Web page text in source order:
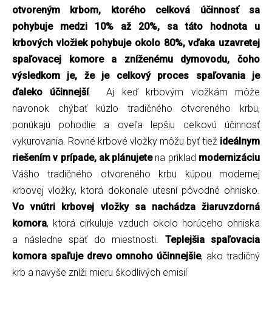
otvoreným krbom, ktorého celková účinnosť sa
pohybuje medzi 10% až 20%, sa táto hodnota u
krbových vložiek pohybuje okolo 80%, vďaka uzavretej
spaľovacej komore a zníženému dymovodu, čoho
výsledkom je, že je celkový proces spaľovania je
ďaleko účinnejší. Aj keď krbovým vložkám môže
navonok chýbať kúzlo tradičného otvoreného krbu,
ponúkajú pohodlie a oveľa lepšiu celkovú účinnosť
vykurovania. Rovné krbové vložky môžu byť tiež ideálnym
riešením v prípade, ak plánujetena príklad modernizáciu
Vášho tradičného otvoreného krbu kúpou modernej
krbovej vložky, ktorá dokonale utesní pôvodné ohnisko.
Vo vnútri krbovej vložky sa nachádza žiaruvzdorná
komora, ktorá cirkuluje vzduch okolo horúceho ohniska
a následne späť do miestnosti. Teplejšia spaľovacia
komora spaľuje drevo omnoho účinnejšie, ako tradičný
krb a navyše zníži mieru škodlivých emisií